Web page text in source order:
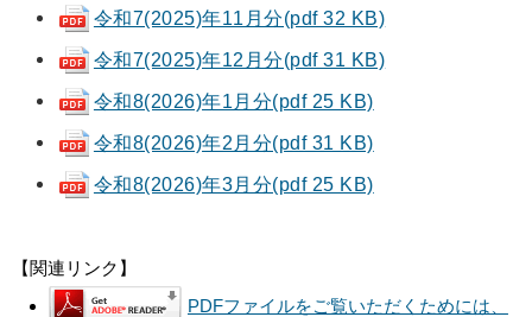
令和7(2025)年11月分(pdf 32 KB)
令和7(2025)年12月分(pdf 31 KB)
令和8(2026)年1月分(pdf 25 KB)
令和8(2026)年2月分(pdf 31 KB)
令和8(2026)年3月分(pdf 25 KB)
【関連リンク】
PDFファイルをご覧いただくためには、